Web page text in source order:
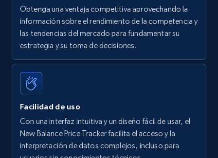
Walmart - products - Find new products by
using specific category URL
URL, Final price, Sku, Currency, Gtin,
Specifications, Image urls, Top reviews, and
more.
Obtenga una ventaja competitiva aprovechando la
información sobre el rendimiento de la competencia y
las tendencias del mercado para fundamentar su
estrategia y su toma de decisiones.
Facilidad de uso
Con una interfaz intuitiva y un diseño fácil de usar, el
New Balance Price Tracker facilita el acceso y la
interpretación de datos complejos, incluso para